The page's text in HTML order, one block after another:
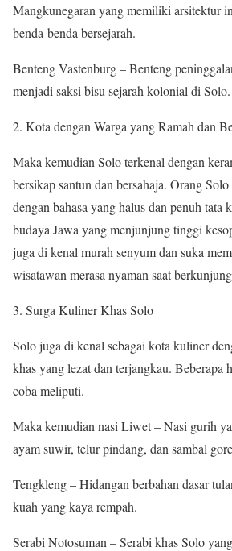
Mangkunegaran yang memiliki arsitektur
benda-benda bersejarah.
Benteng Vastenburg – Benteng
menjadi saksi bisu sejarah kolonial di Solo.
Kota dengan Warga yang Ramah dan
Maka kemudian Solo terkenal dengan
bersikap santun dan bersahaja. Orang
dengan bahasa yang halus dan penuh tata
budaya Jawa yang menjunjung tinggi
juga di kenal murah senyum dan suka
wisatawan merasa nyaman saat berkunjung
Surga Kuliner Khas Solo
Solo juga di kenal sebagai kota kuliner
khas yang lezat dan terjangkau. Beberapa
coba meliputi.
Maka kemudian nasi Liwet – Nasi gurih
ayam suwir, telur pindang, dan sambal
Tengkleng – Hidangan berbahan dasar
kuah yang kaya rempah.
Serabi Notosuman – Serabi khas Solo